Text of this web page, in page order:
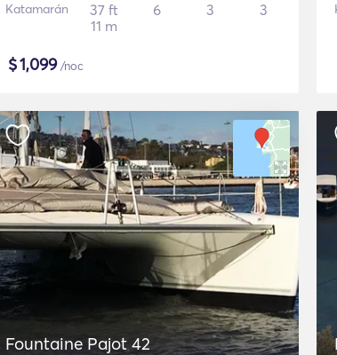
Katamarán
37 ft
11 m
6 3 3
$1,099/noc
Fountaine Pajot 42